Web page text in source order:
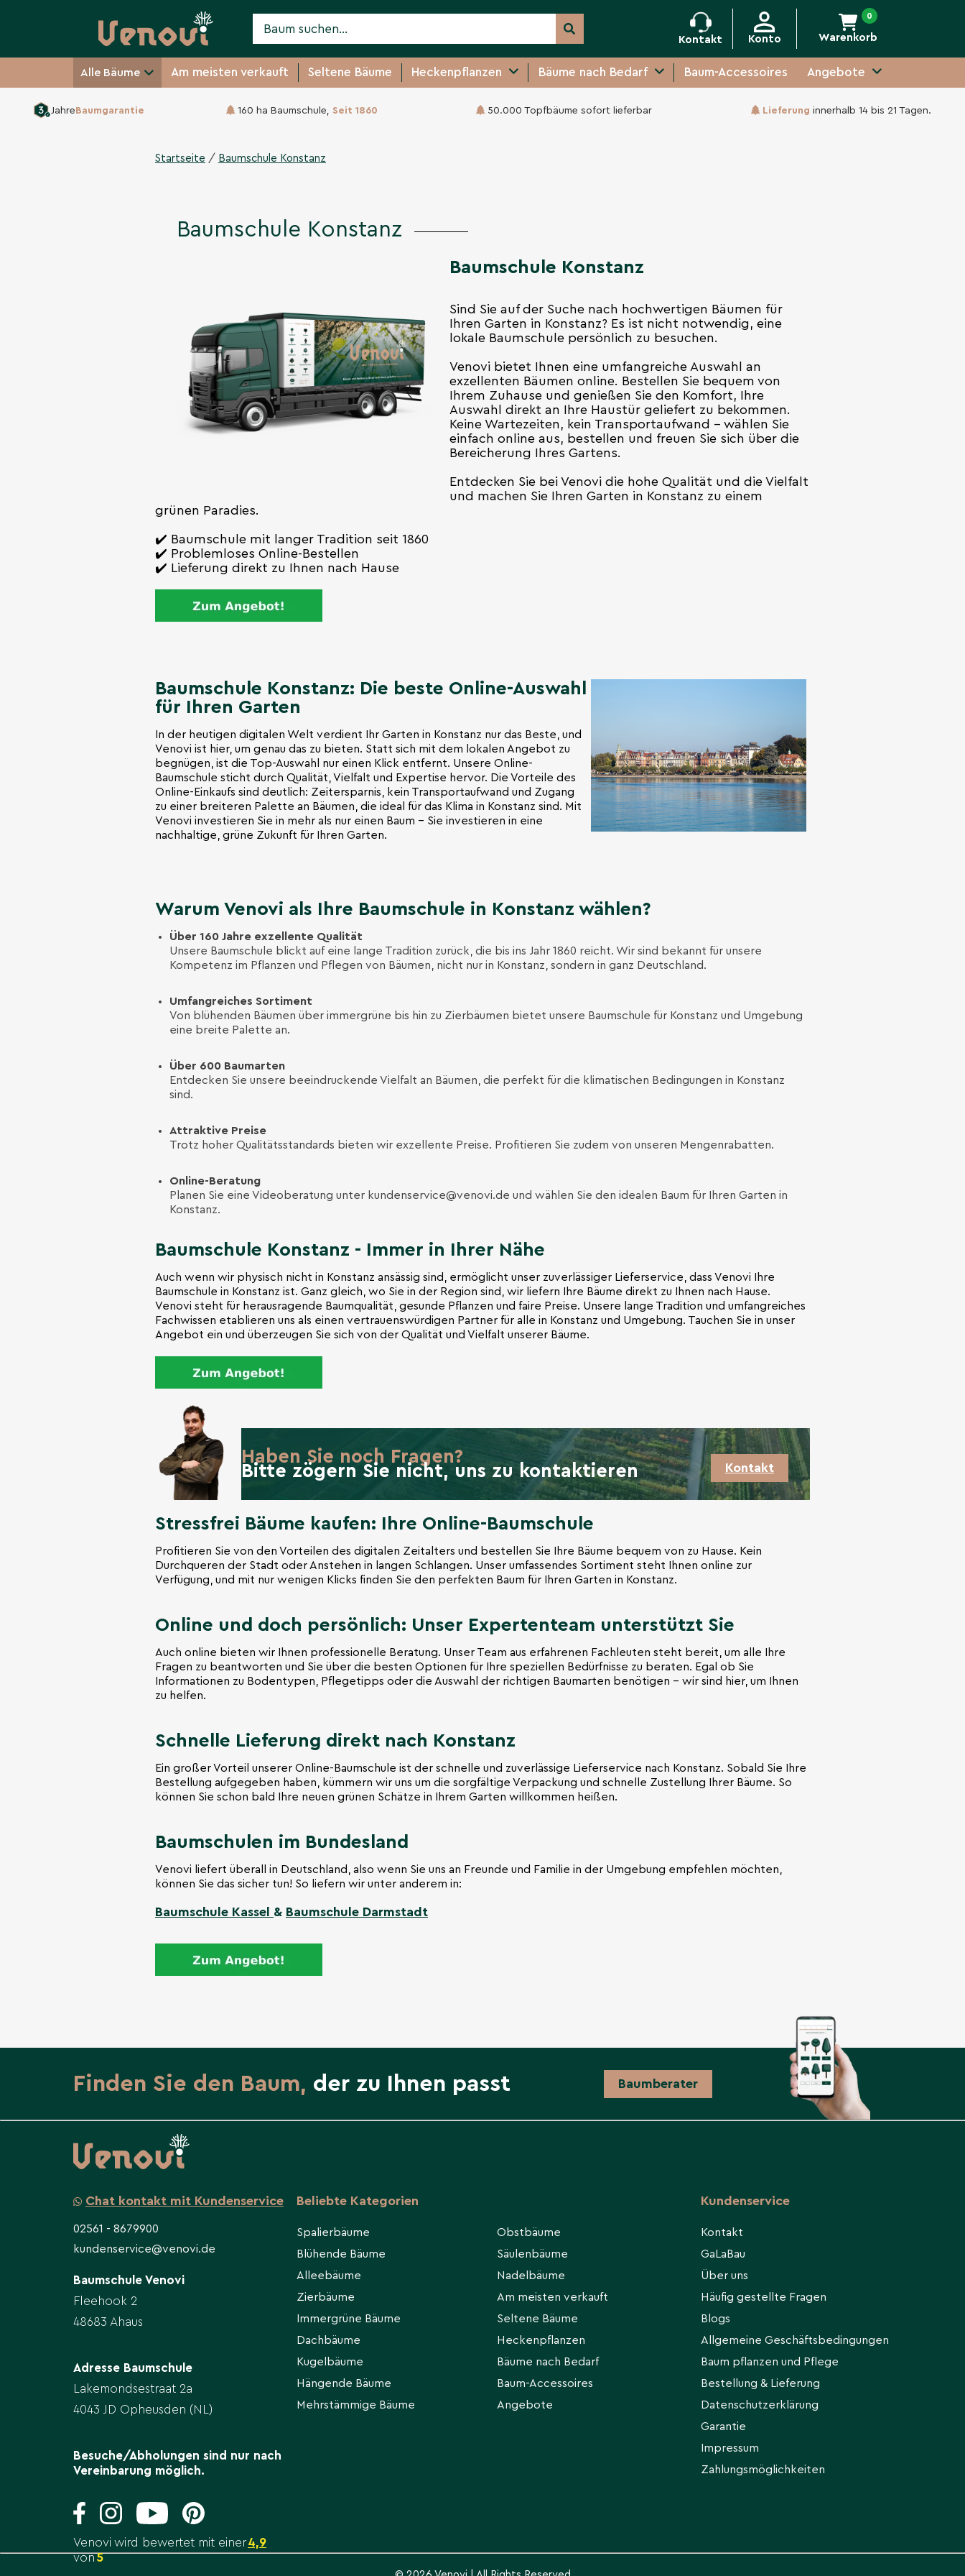
Kontakt Konto Warenkorb
0
Alle Bäume Am meisten verkauft Seltene Bäume Heckenpflanzen Bäume nach Bedarf Baum-Accessoires Angebote
JahreBaumgarantie 160 ha Baumschule, Seit 1860 50.000 Topfbäume sofort lieferbar Lieferung innerhalb 14 bis 21 Tagen.
Startseite / Baumschule Konstanz
Baumschule Konstanz
Baumschule Konstanz
Sind Sie auf der Suche nach hochwertigen Bäumen für
Ihren Garten in Konstanz? Es ist nicht notwendig, eine
lokale Baumschule persönlich zu besuchen.
Venovi bietet Ihnen eine umfangreiche Auswahl an
exzellenten Bäumen online. Bestellen Sie bequem von
Ihrem Zuhause und genießen Sie den Komfort, Ihre
Auswahl direkt an Ihre Haustür geliefert zu bekommen.
Keine Wartezeiten, kein Transportaufwand – wählen Sie
einfach online aus, bestellen und freuen Sie sich über die
Bereicherung Ihres Gartens.
Entdecken Sie bei Venovi die hohe Qualität und die Vielfalt
und machen Sie Ihren Garten in Konstanz zu einem
grünen Paradies.
✔️ Baumschule mit langer Tradition seit 1860
✔️ Problemloses Online-Bestellen
✔️ Lieferung direkt zu Ihnen nach Hause
Baumschule Konstanz: Die beste Online-Auswahl
für Ihren Garten
In der heutigen digitalen Welt verdient Ihr Garten in Konstanz nur das Beste, und
Venovi ist hier, um genau das zu bieten. Statt sich mit dem lokalen Angebot zu
begnügen, ist die Top-Auswahl nur einen Klick entfernt. Unsere Online-
Baumschule sticht durch Qualität, Vielfalt und Expertise hervor. Die Vorteile des
Online-Einkaufs sind deutlich: Zeitersparnis, kein Transportaufwand und Zugang
zu einer breiteren Palette an Bäumen, die ideal für das Klima in Konstanz sind. Mit
Venovi investieren Sie in mehr als nur einen Baum – Sie investieren in eine
nachhaltige, grüne Zukunft für Ihren Garten.
Warum Venovi als Ihre Baumschule in Konstanz wählen?
Über 160 Jahre exzellente Qualität
Unsere Baumschule blickt auf eine lange Tradition zurück, die bis ins Jahr 1860 reicht. Wir sind bekannt für unsere
Kompetenz im Pflanzen und Pflegen von Bäumen, nicht nur in Konstanz, sondern in ganz Deutschland.
Umfangreiches Sortiment
Von blühenden Bäumen über immergrüne bis hin zu Zierbäumen bietet unsere Baumschule für Konstanz und Umgebung
eine breite Palette an.
Über 600 Baumarten
Entdecken Sie unsere beeindruckende Vielfalt an Bäumen, die perfekt für die klimatischen Bedingungen in Konstanz
sind.
Attraktive Preise
Trotz hoher Qualitätsstandards bieten wir exzellente Preise. Profitieren Sie zudem von unseren Mengenrabatten.
Online-Beratung
Planen Sie eine Videoberatung unter kundenservice@venovi.de und wählen Sie den idealen Baum für Ihren Garten in
Konstanz.
Baumschule Konstanz - Immer in Ihrer Nähe
Auch wenn wir physisch nicht in Konstanz ansässig sind, ermöglicht unser zuverlässiger Lieferservice, dass Venovi Ihre
Baumschule in Konstanz ist. Ganz gleich, wo Sie in der Region sind, wir liefern Ihre Bäume direkt zu Ihnen nach Hause.
Venovi steht für herausragende Baumqualität, gesunde Pflanzen und faire Preise. Unsere lange Tradition und umfangreiches
Fachwissen etablieren uns als einen vertrauenswürdigen Partner für alle in Konstanz und Umgebung. Tauchen Sie in unser
Angebot ein und überzeugen Sie sich von der Qualität und Vielfalt unserer Bäume.
Haben Sie noch Fragen?
Bitte zögern Sie nicht, uns zu kontaktieren Kontakt
Stressfrei Bäume kaufen: Ihre Online-Baumschule
Profitieren Sie von den Vorteilen des digitalen Zeitalters und bestellen Sie Ihre Bäume bequem von zu Hause. Kein
Durchqueren der Stadt oder Anstehen in langen Schlangen. Unser umfassendes Sortiment steht Ihnen online zur
Verfügung, und mit nur wenigen Klicks finden Sie den perfekten Baum für Ihren Garten in Konstanz.
Online und doch persönlich: Unser Expertenteam unterstützt Sie
Auch online bieten wir Ihnen professionelle Beratung. Unser Team aus erfahrenen Fachleuten steht bereit, um alle Ihre
Fragen zu beantworten und Sie über die besten Optionen für Ihre speziellen Bedürfnisse zu beraten. Egal ob Sie
Informationen zu Bodentypen, Pflegetipps oder die Auswahl der richtigen Baumarten benötigen – wir sind hier, um Ihnen
zu helfen.
Schnelle Lieferung direkt nach Konstanz
Ein großer Vorteil unserer Online-Baumschule ist der schnelle und zuverlässige Lieferservice nach Konstanz. Sobald Sie Ihre
Bestellung aufgegeben haben, kümmern wir uns um die sorgfältige Verpackung und schnelle Zustellung Ihrer Bäume. So
können Sie schon bald Ihre neuen grünen Schätze in Ihrem Garten willkommen heißen.
Baumschulen im Bundesland
Venovi liefert überall in Deutschland, also wenn Sie uns an Freunde und Familie in der Umgebung empfehlen möchten,
können Sie das sicher tun! So liefern wir unter anderem in:
Baumschule Kassel & Baumschule Darmstadt
Finden Sie den Baum, der zu Ihnen passt Baumberater
Chat kontakt mit Kundenservice
02561 - 8679900
kundenservice@venovi.de
Baumschule Venovi
Fleehook 2
48683 Ahaus
Adresse Baumschule
Lakemondsestraat 2a
4043 JD Opheusden (NL)
Besuche/Abholungen sind nur nach
Vereinbarung möglich.
Venovi wird bewertet mit einer4,9
von 5
Beliebte Kategorien
Spalierbäume
Blühende Bäume
Alleebäume
Zierbäume
Immergrüne Bäume
Dachbäume
Kugelbäume
Hängende Bäume
Mehrstämmige Bäume
Obstbäume
Säulenbäume
Nadelbäume
Am meisten verkauft
Seltene Bäume
Heckenpflanzen
Bäume nach Bedarf
Baum-Accessoires
Angebote
Kundenservice
Kontakt
GaLaBau
Über uns
Häufig gestellte Fragen
Blogs
Allgemeine Geschäftsbedingungen
Baum pflanzen und Pflege
Bestellung & Lieferung
Datenschutzerklärung
Garantie
Impressum
Zahlungsmöglichkeiten